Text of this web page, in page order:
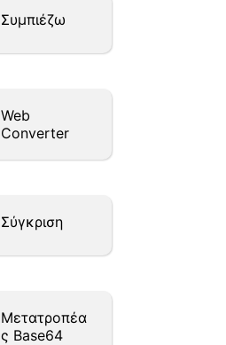
Συμπιέζω
Web
Converter
Σύγκριση
Μετατροπέα
ς Base64